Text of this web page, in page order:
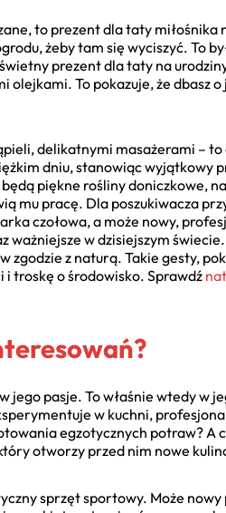
to prezent dla taty miłośnika
żeby tam się wyciszyć. To
prezent dla taty na
To pokazuje, że dbasz o
delikatnymi masażerami – to
dniu, stanowiąc wyjątkowy
piękne rośliny doniczkowe,
mu pracę. Dla poszukiwacza
czołowa, a może nowy,
ważniejsze w dzisiejszym
z naturą. Takie gesty,
troskę o środowisko. Sprawdź
pasje. To właśnie wtedy w
w kuchni,
egzotycznych potraw? A
otworzy przed nim nowe
sprzęt sportowy. Może